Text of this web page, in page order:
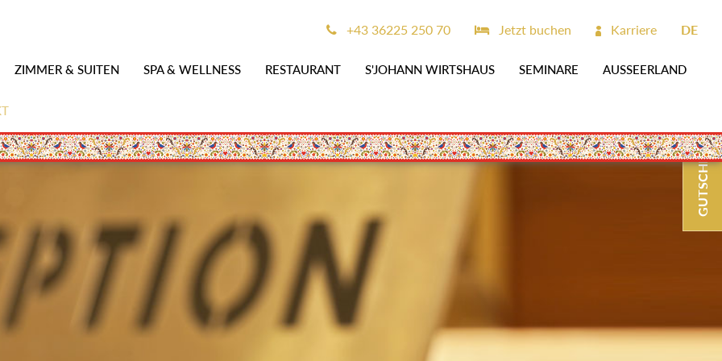
ZIMMER & SUITEN SPA & WELLNESS RESTAURANT S'JOHANN WIRTSHAUS SEMINARE AUSSEERLAND
+43 36225 250 70 Jetzt buchen Karriere DE
GUTSCHEINE